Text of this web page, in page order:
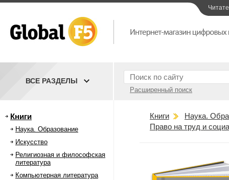
Расширенный поиск
ВСЕ РАЗДЕЛЫ
Книги
Наука. Образование
Искусство
Религиозная и философская
литература
Компьютерная литература
Книги
Наука.
Право на труд и